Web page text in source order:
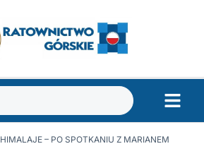
– PO SPOTKANIU Z MARIANEM